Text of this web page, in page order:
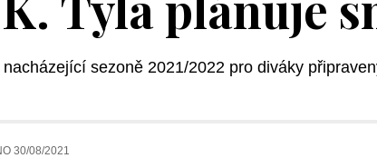
sezoně 2021/2022 pro diváky
30/08/2021